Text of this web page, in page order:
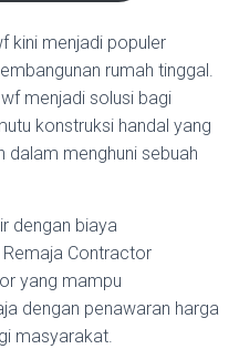
kini menjadi populer
rumah tinggal.
menjadi solusi bagi
konstruksi handal yang
menghuni sebuah
dengan biaya
Contractor
yang mampu
dengan penawaran harga
masyarakat.